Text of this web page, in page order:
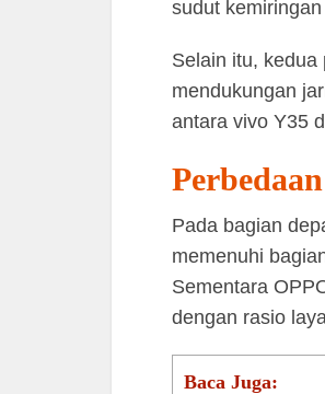
sudut
Selain itu, kedua
mendukungan
antara vivo Y35
Pada bagian
memenuhi
Sementara
dengan rasio
Baca Juga: